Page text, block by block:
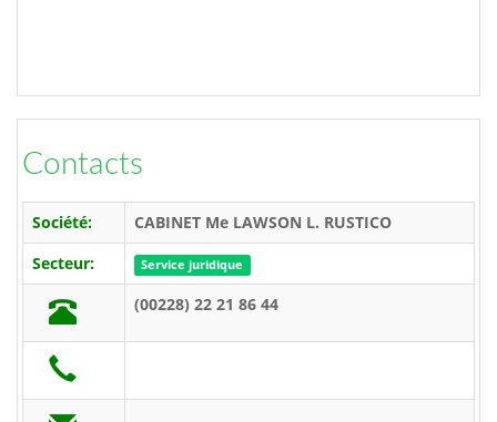
Contacts
Société:
CABINET Me LAWSON L. RUSTICO
Secteur:
Service juridique
(00228) 22 21 86 44